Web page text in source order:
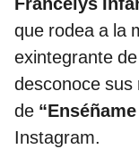
que rodea a la
exintegrante
desconoce sus
de
Instagram.